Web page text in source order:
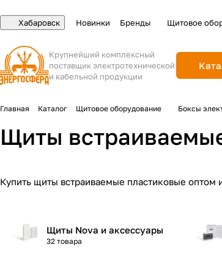
Хабаровск Новинки Бренды Щитовое
Крупнейший комплексный
поставщик электротехнической
и кабельной продукции
Главная Каталог Щитовое оборудование Боксы
Щиты
Купить щиты встраиваемые пластиковые оптом
Щиты Nova и аксессуары
32 товара